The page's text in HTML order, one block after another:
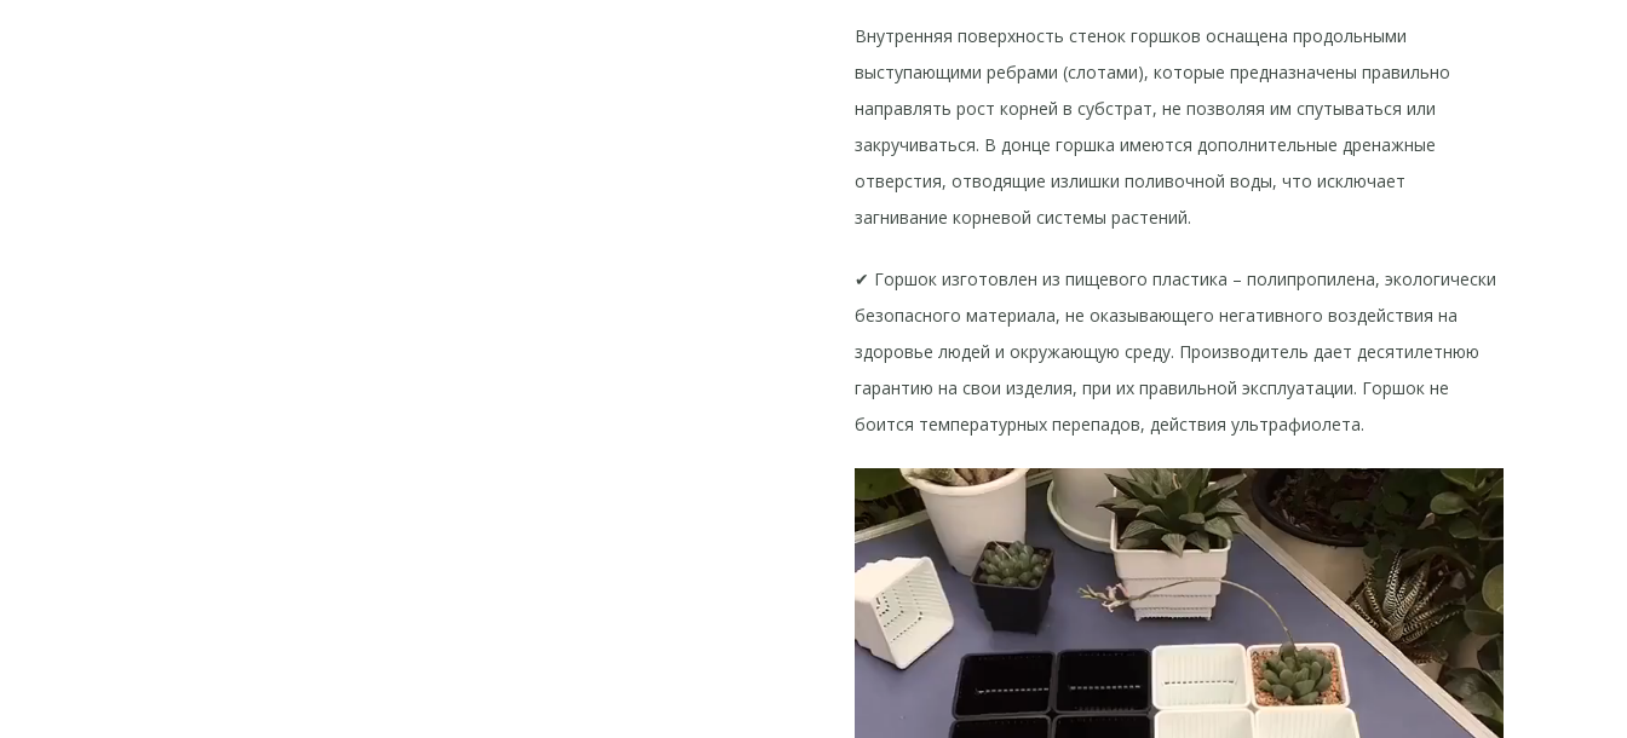
Внутренняя поверхность стенок горшков оснащена продольными
выступающими ребрами (слотами), которые предназначены правильно
направлять рост корней в субстрат, не позволяя им спутываться или
закручиваться. В донце горшка имеются дополнительные дренажные
отверстия, отводящие излишки поливочной воды, что исключает
загнивание корневой системы растений.
✔ Горшок изготовлен из пищевого пластика – полипропилена, экологически
безопасного материала, не оказывающего негативного воздействия на
здоровье людей и окружающую среду. Производитель дает десятилетнюю
гарантию на свои изделия, при их правильной эксплуатации. Горшок не
боится температурных перепадов, действия ультрафиолета.
Видеоплеер